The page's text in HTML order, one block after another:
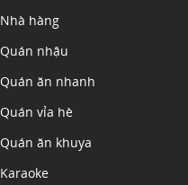
Nhà hàng
Quán nhậu
Quán ăn nhanh
Quán vỉa hè
Quán ăn khuya
Karaoke